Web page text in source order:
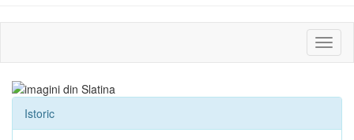
sau
Istoric